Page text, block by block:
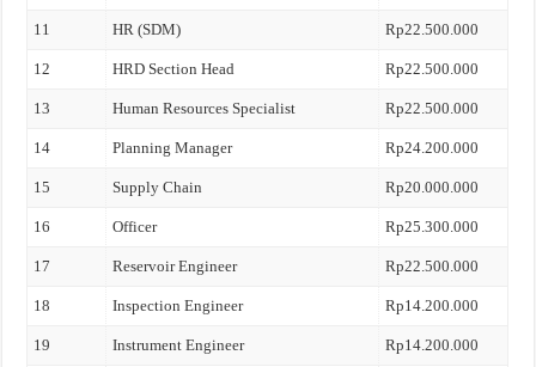
11 HR (SDM) Rp22.500.000
12 HRD Section Head Rp22.500.000
13 Human Resources Specialist Rp22.500.000
14 Planning Manager Rp24.200.000
15 Supply Chain Rp20.000.000
16 Officer Rp25.300.000
17 Reservoir Engineer Rp22.500.000
18 Inspection Engineer Rp14.200.000
19 Instrument Engineer Rp14.200.000